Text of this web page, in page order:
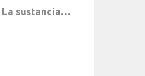
La sustancia…